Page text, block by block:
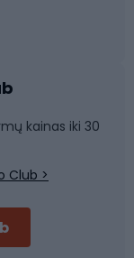
kainas iki 30
Club >